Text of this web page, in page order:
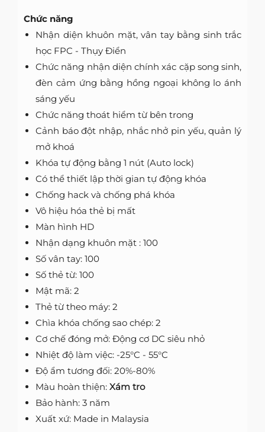
Chức năng
Nhận diện khuôn mặt, vân tay bằng sinh trắc
học FPC - Thụy Điển
Chức năng nhận diện chính xác cặp song sinh,
đèn cảm ứng bằng hồng ngoại không lo ánh
sáng yếu
Chức năng thoát hiểm từ bên trong
Cảnh báo đột nhập, nhắc nhở pin yếu, quản lý
mở khoá
Khóa tự động bằng 1 nút (Auto lock)
Có thể thiết lập thời gian tự động khóa
Chống hack và chống phá khóa
Vô hiệu hóa thẻ bị mất
Màn hình HD
Nhận dạng khuôn mặt : 100
Số vân tay: 100
Số thẻ từ: 100
Mật mã: 2
Thẻ từ theo máy: 2
Chìa khóa chống sao chép: 2
Cơ chế đóng mở: Động cơ DC siêu nhỏ
Nhiệt độ làm việc: -25°C - 55°C
Độ ẩm tương đối: 20%-80%
Màu hoàn thiện: Xám tro
Bảo hành: 3 năm
Xuất xứ: Made in Malaysia